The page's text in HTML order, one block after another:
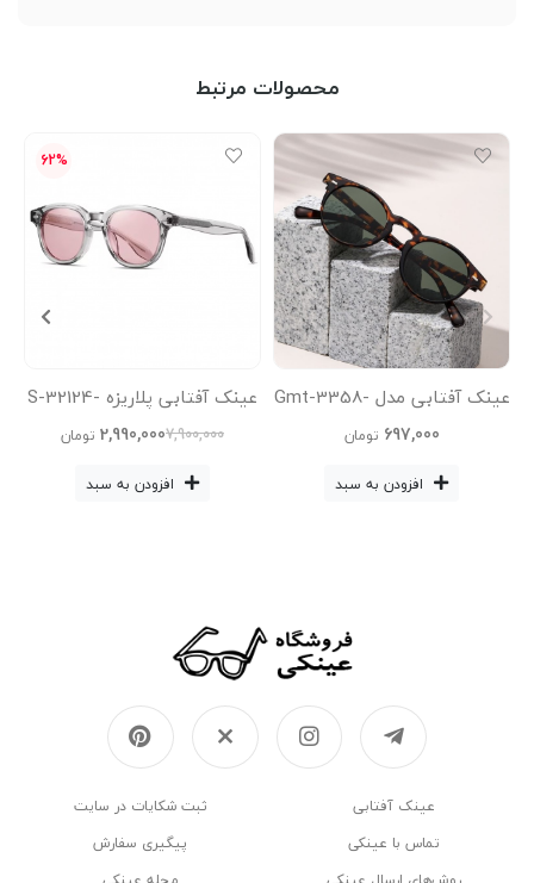
محصولات مرتبط
عینک آفتابی مدل Gmt-3358-
KO3B57-C1-Leo
697,000 تومان
افزودن به سبد
62%
عینک آفتابی پلاریزه S-32124-
C4-Gry-Pnk عینک آفتابی
زنانه, عینک آفتابی مردانه
7,900,000
2,990,000 تومان
افزودن به سبد
عینک‌ آفتابی
ثبت شکایات در سایت
تماس با عینکی
پیگیری سفارش